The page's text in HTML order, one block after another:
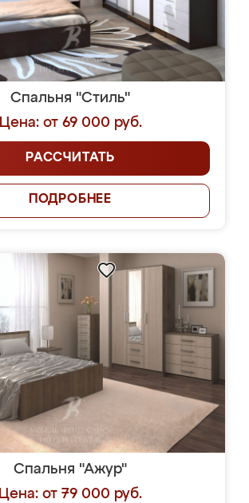
Спальня "Стиль"
Цена: от 69 000 руб.
РАССЧИТАТЬ
ПОДРОБНЕЕ
Спальня "Ажур"
Цена: от 79 000 руб.